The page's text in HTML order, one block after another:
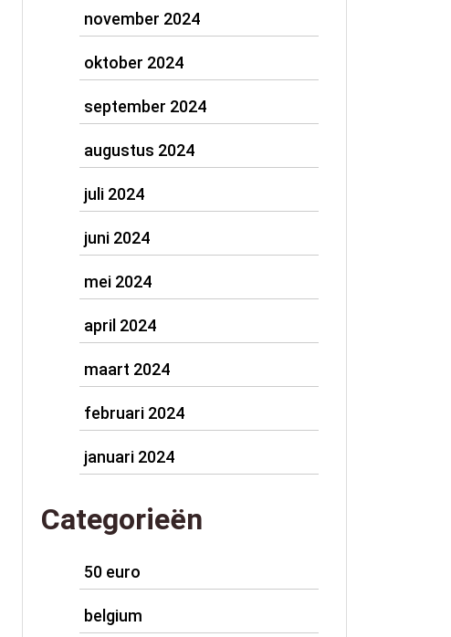
november 2024
oktober 2024
september 2024
augustus 2024
juli 2024
juni 2024
mei 2024
april 2024
maart 2024
februari 2024
januari 2024
Categorieën
50 euro
belgium